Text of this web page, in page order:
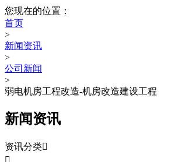
您现在的位置：
首页
>
新闻资讯
>
公司新闻
>
弱电机房工程改造-机房改造建设工程
新闻资讯
资讯分类
